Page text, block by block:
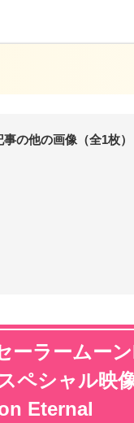
事の他の画像（全1枚）
ーラームー
ペシャル映
Eternal